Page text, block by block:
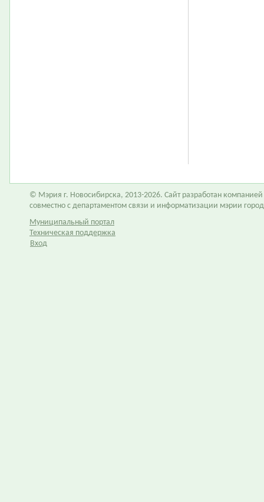
© Мэрия г. Новосибирска, 2013-2026. Сайт разработан компанией
совместно с департаментом связи и информатизации мэрии
Муниципальный портал
Техническая поддержка
Вход